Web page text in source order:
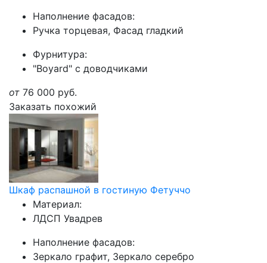
Наполнение фасадов:
Ручка торцевая, Фасад гладкий
Фурнитура:
"Boyard" с доводчиками
от 76 000 руб.
Заказать похожий
Шкаф распашной в гостиную Фетуччо
Материал:
ЛДСП Увадрев
Наполнение фасадов:
Зеркало графит, Зеркало серебро